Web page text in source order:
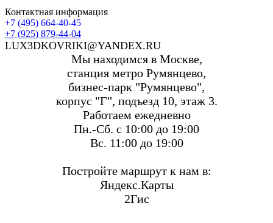
Контактная информация
+7 (495) 664-40-45
+7 (925) 879-44-04
LUX3DKOVRIKI@YANDEX.RU
Мы находимся в Москве,
станция метро Румянцево,
бизнес-парк "Румянцево",
корпус "Г", подъезд 10, этаж 3.
Работаем ежедневно
Пн.-Сб. с 10:00 до 19:00
Вс. 11:00 до 19:00
Постройте маршрут к нам в:
Яндекс.Карты
2Гис